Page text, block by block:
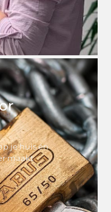
je huis én
maakt